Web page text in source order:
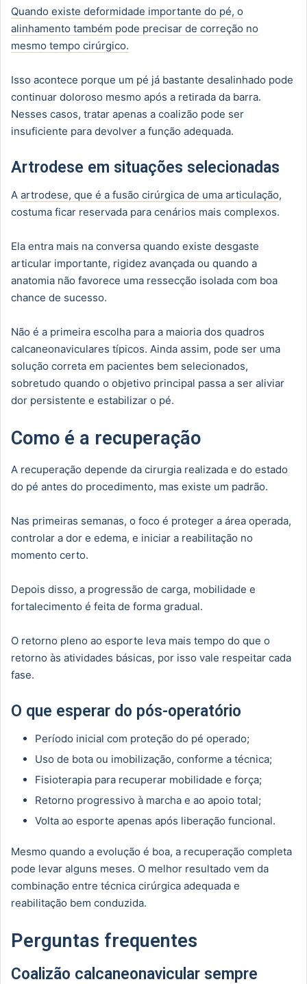
Quando existe deformidade importante do pé, o
alinhamento também pode precisar de correção no
mesmo tempo cirúrgico.
Isso acontece porque um pé já bastante desalinhado pode
continuar doloroso mesmo após a retirada da barra.
Nesses casos, tratar apenas a coalizão pode ser
insuficiente para devolver a função adequada.
Artrodese em situações selecionadas
A artrodese, que é a fusão cirúrgica de uma articulação,
costuma ficar reservada para cenários mais complexos.
Ela entra mais na conversa quando existe desgaste
articular importante, rigidez avançada ou quando a
anatomia não favorece uma ressecção isolada com boa
chance de sucesso.
Não é a primeira escolha para a maioria dos quadros
calcaneonaviculares típicos. Ainda assim, pode ser uma
solução correta em pacientes bem selecionados,
sobretudo quando o objetivo principal passa a ser aliviar
dor persistente e estabilizar o pé.
Como é a recuperação
A recuperação depende da cirurgia realizada e do estado
do pé antes do procedimento, mas existe um padrão.
Nas primeiras semanas, o foco é proteger a área operada,
controlar a dor e edema, e iniciar a reabilitação no
momento certo.
Depois disso, a progressão de carga, mobilidade e
fortalecimento é feita de forma gradual.
O retorno pleno ao esporte leva mais tempo do que o
retorno às atividades básicas, por isso vale respeitar cada
fase.
O que esperar do pós-operatório
Período inicial com proteção do pé operado;
Uso de bota ou imobilização, conforme a técnica;
Fisioterapia para recuperar mobilidade e força;
Retorno progressivo à marcha e ao apoio total;
Volta ao esporte apenas após liberação funcional.
Mesmo quando a evolução é boa, a recuperação completa
pode levar alguns meses. O melhor resultado vem da
combinação entre técnica cirúrgica adequada e
reabilitação bem conduzida.
Perguntas frequentes
Coalizão calcaneonavicular sempre